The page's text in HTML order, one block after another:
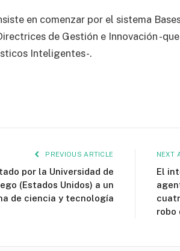
en comenzar por el sistema
de Gestión e Innovación -
Inteligentes-.
PREVIOUS ARTICLE
por la Universidad de
(Estados Unidos) a un
de ciencia y tecnología
NEXT
El
robo